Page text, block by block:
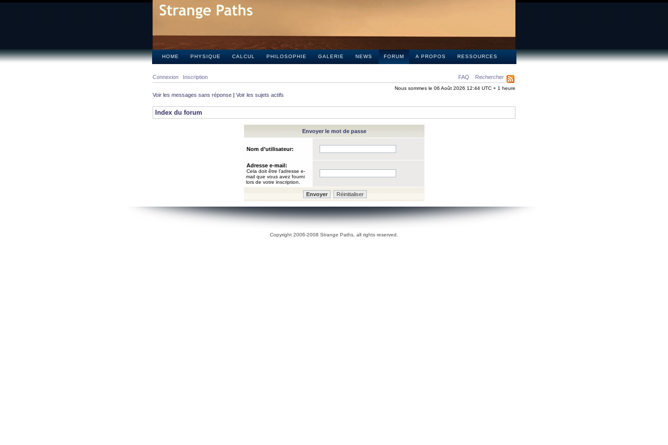
HOME PHYSIQUE CALCUL PHILOSOPHIE GALERIE NEWS FORUM A PROPOS RESSOURCES
FAQ Rechercher
Connexion Inscription
Nous sommes le 06 Août 2026 12:44 UTC + 1 heure
Voir les messages sans réponse | Voir les sujets actifs
Index du forum
Envoyer le mot de passe
Nom d’utilisateur:
Adresse e-mail:
Cela doit être l’adresse e-
mail que vous avez fourni
lors de votre inscription.
Copyright 2006-2008 Strange Paths, all rights reserved.